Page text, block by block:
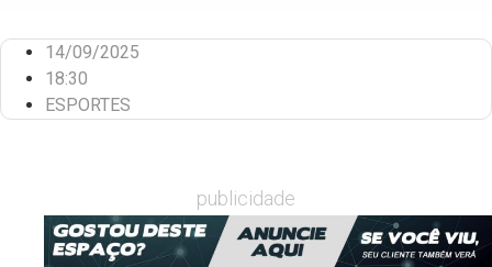
14/09/2025
18:30
ESPORTES
publicidade